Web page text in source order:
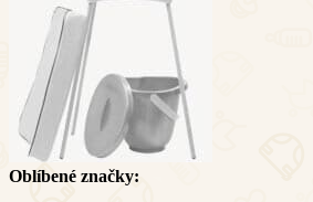
Oblíbené značky: